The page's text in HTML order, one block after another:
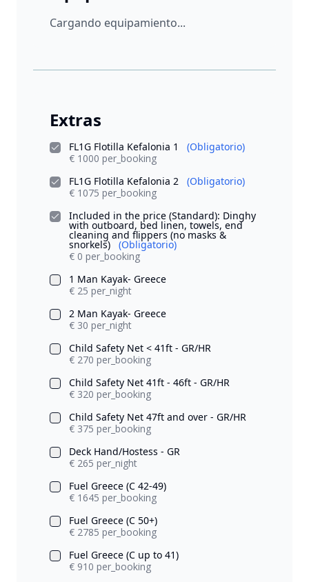
Cargando equipamiento...
Extras
FL1G Flotilla Kefalonia 1
(Obligatorio)
€ 1000 per_booking
FL1G Flotilla Kefalonia 2
(Obligatorio)
€ 1075 per_booking
Included in the price (Standard): Dinghy
with outboard, bed linen, towels, end
cleaning and flippers (no masks &
snorkels)
(Obligatorio)
€ 0 per_booking
1 Man Kayak- Greece
€ 25 per_night
2 Man Kayak- Greece
€ 30 per_night
Child Safety Net < 41ft - GR/HR
€ 270 per_booking
Child Safety Net 41ft - 46ft - GR/HR
€ 320 per_booking
Child Safety Net 47ft and over - GR/HR
€ 375 per_booking
Deck Hand/Hostess - GR
€ 265 per_night
Fuel Greece (C 42-49)
€ 1645 per_booking
Fuel Greece (C 50+)
€ 2785 per_booking
Fuel Greece (C up to 41)
€ 910 per_booking